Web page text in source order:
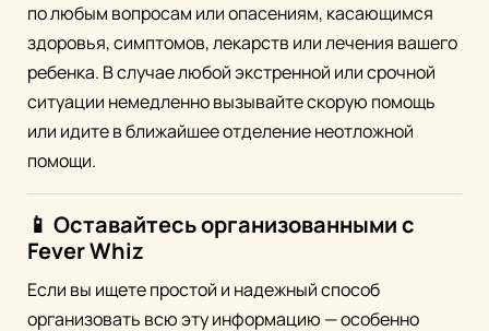
по любым вопросам или опасениям, касающимся
здоровья, симптомов, лекарств или лечения вашего
ребенка. В случае любой экстренной или срочной
ситуации немедленно вызывайте скорую помощь
или идите в ближайшее отделение неотложной
помощи.
📱 Оставайтесь организованными с
Fever Whiz
Если вы ищете простой и надежный способ
организовать всю эту информацию — особенно